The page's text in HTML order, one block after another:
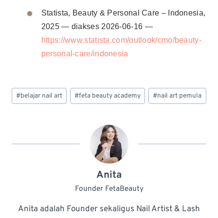
Statista, Beauty & Personal Care – Indonesia,
2025 — diakses 2026-06-16 —
https://www.statista.com/outlook/cmo/beauty-
personal-care/indonesia
Post
Tags:
#belajar nail art #feta beauty academy #nail art pemula
Anita
Founder FetaBeauty
Anita adalah Founder sekaligus Nail Artist & Lash